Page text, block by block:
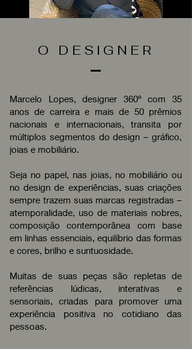
O DESIGNER
Marcelo Lopes, designer 360º com 35
anos de carreira e mais de 50 prêmios
nacionais e internacionais, transita por
múltiplos segmentos do design – gráfico,
joias e mobiliário.
Seja no papel, nas joias, no mobiliário ou
no design de experiências, suas criações
sempre trazem suas marcas registradas –
atemporalidade, uso de materiais nobres,
composição contemporânea com base
em linhas essenciais, equilíbrio das formas
e cores, brilho e suntuosidade.
Muitas de suas peças são repletas de
referências lúdicas, interativas e
sensoriais, criadas para promover uma
experiência positiva no cotidiano das
pessoas.